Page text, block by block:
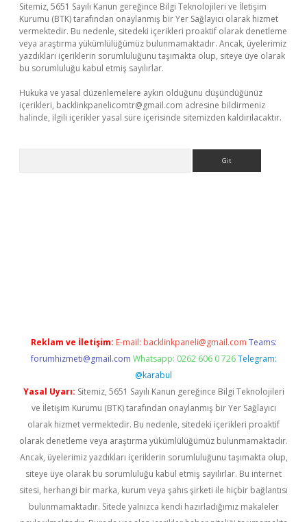
Sitemiz, 5651 Sayılı Kanun gereğince Bilgi Teknolojileri ve İletişim
Kurumu (BTK) tarafından onaylanmış bir Yer Sağlayıcı olarak hizmet
vermektedir. Bu nedenle, sitedeki içerikleri proaktif olarak denetleme
veya araştırma yükümlülüğümüz bulunmamaktadır. Ancak, üyelerimiz
yazdıkları içeriklerin sorumluluğunu taşımakta olup, siteye üye olarak
bu sorumluluğu kabul etmiş sayılırlar.
Hukuka ve yasal düzenlemelere aykırı olduğunu düşündüğünüz
içerikleri, backlinkpanelicomtr@gmail.com adresine bildirmeniz
halinde, ilgili içerikler yasal süre içerisinde sitemizden kaldırılacaktır.
Reklam ve İletişim: E-mail: backlinkpaneli@gmail.com Teams:
forumhizmeti@gmail.com Whatsapp: 0262 606 0 726 Telegram:
@karabul
Yasal Uyarı: Sitemiz, 5651 Sayılı Kanun gereğince Bilgi Teknolojileri
ve İletişim Kurumu (BTK) tarafından onaylanmış bir Yer Sağlayıcı
olarak hizmet vermektedir. Bu nedenle, sitedeki içerikleri proaktif
olarak denetleme veya araştırma yükümlülüğümüz bulunmamaktadır.
Ancak, üyelerimiz yazdıkları içeriklerin sorumluluğunu taşımakta olup,
siteye üye olarak bu sorumluluğu kabul etmiş sayılırlar. Bu internet
sitesi, herhangi bir marka, kurum veya şahıs şirketi ile hiçbir bağlantısı
bulunmamaktadır. Sitede yalnızca kendi hazırladığımız makaleler